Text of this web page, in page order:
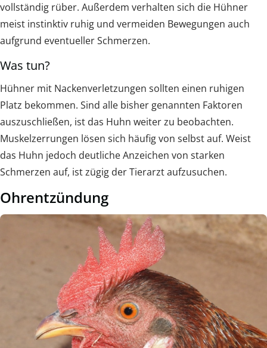
vollständig rüber. Außerdem verhalten sich die Hühner
meist instinktiv ruhig und vermeiden Bewegungen auch
aufgrund eventueller Schmerzen.
Was tun?
Hühner mit Nackenverletzungen sollten einen ruhigen
Platz bekommen. Sind alle bisher genannten Faktoren
auszuschließen, ist das Huhn weiter zu beobachten.
Muskelzerrungen lösen sich häufig von selbst auf. Weist
das Huhn jedoch deutliche Anzeichen von starken
Schmerzen auf, ist zügig der Tierarzt aufzusuchen.
Ohrentzündung